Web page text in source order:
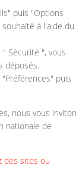
puis "Options
à l'aide du
" Sécurité ", vous
déposés.
puis
nous vous
nationale de
des sites ou